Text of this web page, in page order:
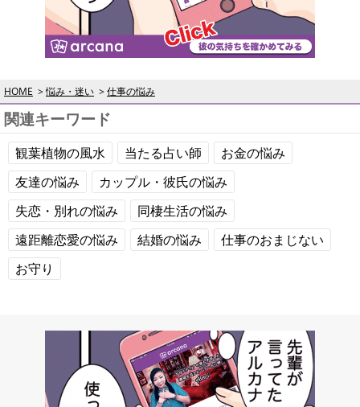
HOME 悩み・迷い 仕事の悩み
関連キーワード
観葉植物の風水 当たる占い師
お金の悩み
友達の悩み
カップル・彼氏の悩み
失恋・別れの悩み
同棲生活の悩み
遠距離恋愛の悩み
結婚の悩み
仕事のおまじない
お守り